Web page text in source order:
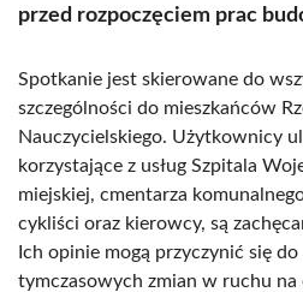
przed rozpoczęciem prac
Spotkanie jest skierowane do
szczególności do mieszkańców
Nauczycielskiego. Użytkownicy
korzystające z usług Szpitala
miejskiej, cmentarza
cykliści oraz kierowcy, są
Ich opinie mogą przyczynić się
tymczasowych zmian w ruchu